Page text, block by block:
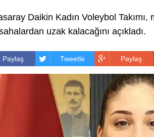
Daikin Kadın Voleybol
uzak kalacağını açıkladı.
Paylaş Tweetle Paylaş